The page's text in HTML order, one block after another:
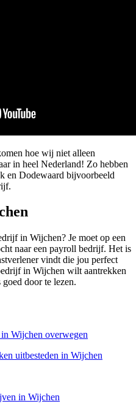
hoe wij niet alleen
in heel Nederland! Zo hebben
en Dodewaard bijvoorbeeld
in Wijchen? Je moet op een
naar een payroll bedrijf. Het is
vindt die jou perfect
in Wijchen wilt aantrekken
door te lezen.
Wijchen overwegen
uitbesteden in Wijchen
in Wijchen